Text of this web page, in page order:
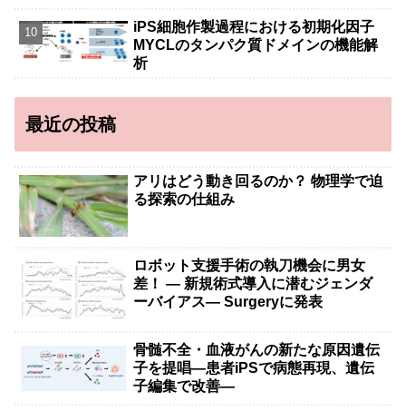
iPS細胞作製過程における初期化因子
MYCLのタンパク質ドメインの機能解
析
最近の投稿
アリはどう動き回るのか？ 物理学で迫
る探索の仕組み
ロボット支援手術の執刀機会に男女
差！ — 新規術式導入に潜むジェンダ
ーバイアス— Surgeryに発表
骨髄不全・血液がんの新たな原因遺伝
子を提唱―患者iPSで病態再現、遺伝
子編集で改善―